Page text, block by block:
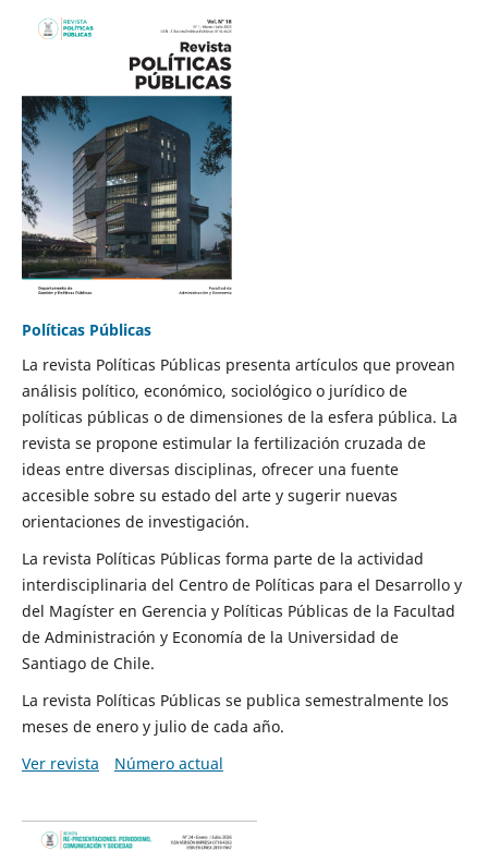
Políticas Públicas
La revista Políticas Públicas presenta artículos que provean
análisis político, económico, sociológico o jurídico de
políticas públicas o de dimensiones de la esfera pública. La
revista se propone estimular la fertilización cruzada de
ideas entre diversas disciplinas, ofrecer una fuente
accesible sobre su estado del arte y sugerir nuevas
orientaciones de investigación.
La revista Políticas Públicas forma parte de la actividad
interdisciplinaria del Centro de Políticas para el Desarrollo y
del Magíster en Gerencia y Políticas Públicas de la Facultad
de Administración y Economía de la Universidad de
Santiago de Chile.
La revista Políticas Públicas se publica semestralmente los
meses de enero y julio de cada año.
Ver revista
Número actual